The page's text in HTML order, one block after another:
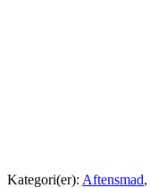
Kategori(er): Aftensmad,